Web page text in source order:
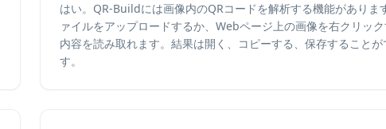
はい。QR-Buildには画像内のQRコードを解析する機能がありま
ァイルをアップロードするか、Webページ上の画像を右クリック
内容を読み取れます。結果は開く、コピーする、保存することが
す。